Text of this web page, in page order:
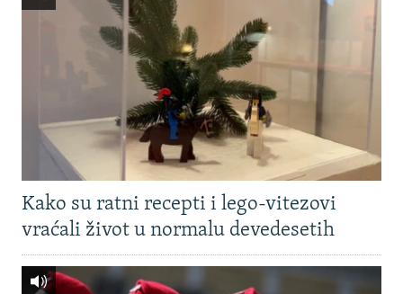
Kako su ratni recepti i lego-vitezovi
vraćali život u normalu devedesetih